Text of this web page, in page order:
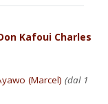
Don Kafoui Charles
(Marcel) (dal 1